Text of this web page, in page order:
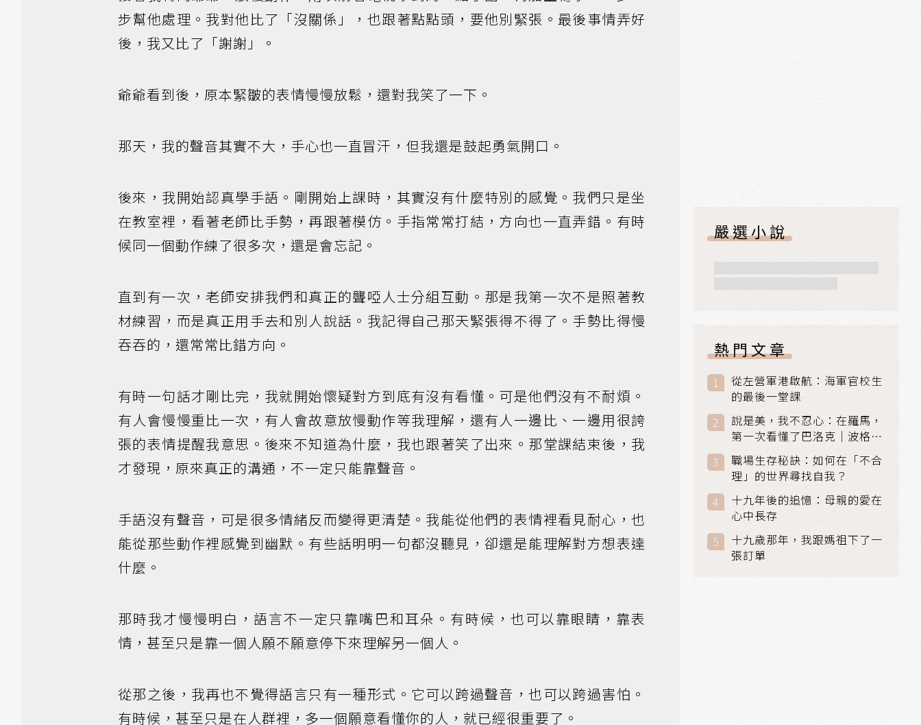
步幫他處理。我對他比了「沒關係」，也跟著點點頭，要他別緊張。最後事情弄好
後，我又比了「謝謝」。
爺爺看到後，原本緊皺的表情慢慢放鬆，還對我笑了一下。
那天，我的聲音其實不大，手心也一直冒汗，但我還是鼓起勇氣開口。
後來，我開始認真學手語。剛開始上課時，其實沒有什麼特別的感覺。我們只是坐
在教室裡，看著老師比手勢，再跟著模仿。手指常常打結，方向也一直弄錯。有時
候同一個動作練了很多次，還是會忘記。
直到有一次，老師安排我們和真正的聾啞人士分組互動。那是我第一次不是照著教
材練習，而是真正用手去和別人說話。我記得自己那天緊張得不得了。手勢比得慢
吞吞的，還常常比錯方向。
有時一句話才剛比完，我就開始懷疑對方到底有沒有看懂。可是他們沒有不耐煩。
有人會慢慢重比一次，有人會故意放慢動作等我理解，還有人一邊比、一邊用很誇
張的表情提醒我意思。後來不知道為什麼，我也跟著笑了出來。那堂課結束後，我
才發現，原來真正的溝通，不一定只能靠聲音。
手語沒有聲音，可是很多情緒反而變得更清楚。我能從他們的表情裡看見耐心，也
能從那些動作裡感覺到幽默。有些話明明一句都沒聽見，卻還是能理解對方想表達
什麼。
那時我才慢慢明白，語言不一定只靠嘴巴和耳朵。有時候，也可以靠眼睛，靠表
情，甚至只是靠一個人願不願意停下來理解另一個人。
從那之後，我再也不覺得語言只有一種形式。它可以跨過聲音，也可以跨過害怕。
有時候，甚至只是在人群裡，多一個願意看懂你的人，就已經很重要了。
嚴選小說
熱門文章
從左營軍港啟航：海軍官校生
的最後一堂課
說是美，我不忍心：在羅馬，
第一次看懂了巴洛克｜波格賽
美術館 (Galleria Borghese)
｜義大利 羅馬
職場生存秘訣：如何在「不合
理」的世界尋找自我？
十九年後的追憶：母親的愛在
心中長存
十九歲那年，我跟媽祖下了一
張訂單